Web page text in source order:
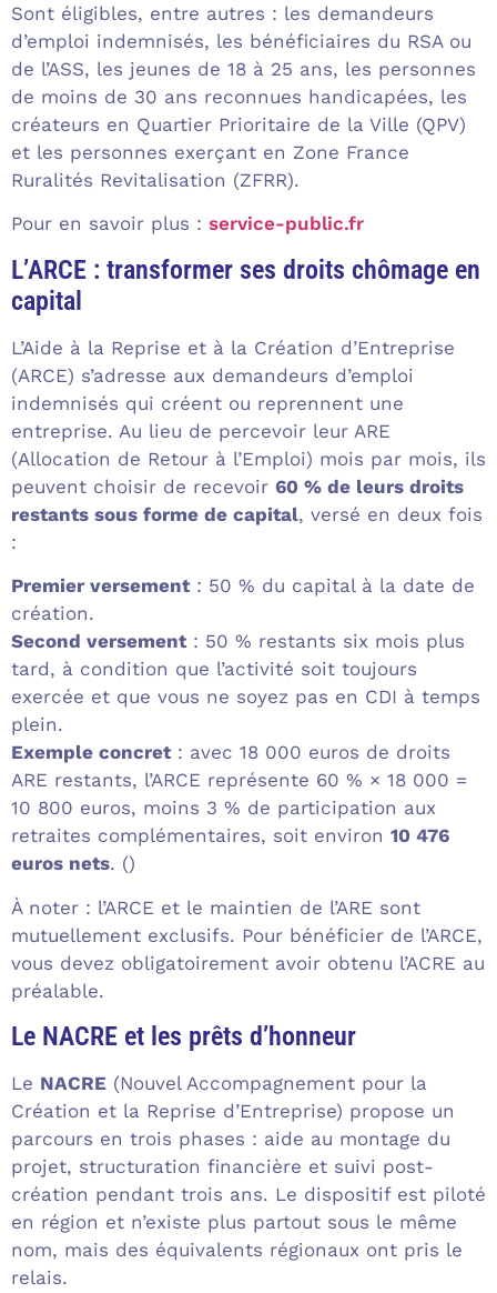
Sont éligibles, entre autres : les demandeurs
d’emploi indemnisés, les bénéficiaires du RSA ou
de l’ASS, les jeunes de 18 à 25 ans, les personnes
de moins de 30 ans reconnues handicapées, les
créateurs en Quartier Prioritaire de la Ville (QPV)
et les personnes exerçant en Zone France
Ruralités Revitalisation (ZFRR).
Pour en savoir plus : service-public.fr
L’ARCE : transformer ses droits chômage en
capital
L’Aide à la Reprise et à la Création d’Entreprise
(ARCE) s’adresse aux demandeurs d’emploi
indemnisés qui créent ou reprennent une
entreprise. Au lieu de percevoir leur ARE
(Allocation de Retour à l’Emploi) mois par mois, ils
peuvent choisir de recevoir 60 % de leurs droits
restants sous forme de capital, versé en deux fois
:
Premier versement : 50 % du capital à la date de
création.
Second versement : 50 % restants six mois plus
tard, à condition que l’activité soit toujours
exercée et que vous ne soyez pas en CDI à temps
plein.
Exemple concret : avec 18 000 euros de droits
ARE restants, l’ARCE représente 60 % × 18 000 =
10 800 euros, moins 3 % de participation aux
retraites complémentaires, soit environ 10 476
euros nets. ()
À noter : l’ARCE et le maintien de l’ARE sont
mutuellement exclusifs. Pour bénéficier de l’ARCE,
vous devez obligatoirement avoir obtenu l’ACRE au
préalable.
Le NACRE et les prêts d’honneur
Le NACRE (Nouvel Accompagnement pour la
Création et la Reprise d’Entreprise) propose un
parcours en trois phases : aide au montage du
projet, structuration financière et suivi post-
création pendant trois ans. Le dispositif est piloté
en région et n’existe plus partout sous le même
nom, mais des équivalents régionaux ont pris le
relais.